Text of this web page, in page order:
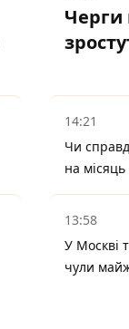
Черги
14:21
Чи
на
13:58
У Москві
чули